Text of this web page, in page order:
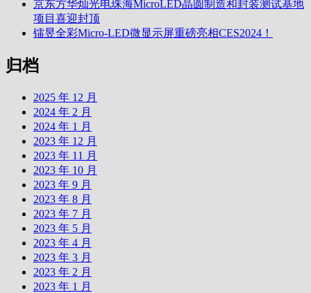
京东方华灿光电珠海MicroLED晶圆制造和封装测试基地
项目喜迎封顶
镭昱全彩Micro-LED微显示屏重磅亮相CES2024！
归档
2025 年 12 月
2024 年 2 月
2024 年 1 月
2023 年 12 月
2023 年 11 月
2023 年 10 月
2023 年 9 月
2023 年 8 月
2023 年 7 月
2023 年 5 月
2023 年 4 月
2023 年 3 月
2023 年 2 月
2023 年 1 月